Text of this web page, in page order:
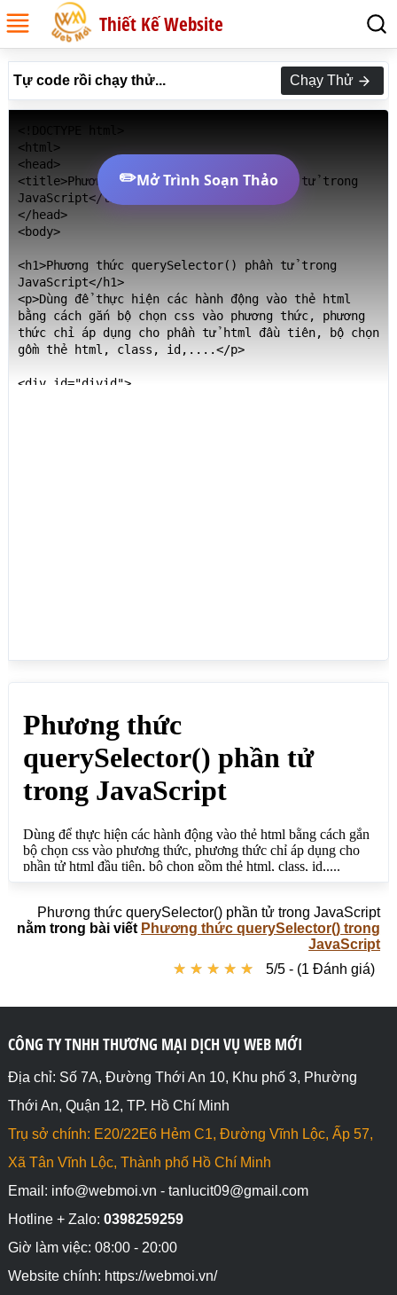
Thiết Kế Website
Tự code rồi chạy thử... Chạy Thử
<html>
<head>
<title>Phương thức querySelector() phần tử trong
JavaScript</title>
</head>
<body>
<h1>Phương thức querySelector() phần tử trong
JavaScript</h1>
<p>Dùng để thực hiện các hành động vào thẻ html
bằng cách gắn bộ chọn css vào phương thức, phương
thức chỉ áp dụng cho phần tử html đầu tiên, bộ chọn
gồm thẻ html, class, id,....</p>
<div id="divid">
✏️Mở Trình Soạn Thảo
Phương thức querySelector() phần tử trong JavaScript
nằm trong bài viết Phương thức querySelector() trong
JavaScript
★ ★ ★ ★ ★
★ ★ ★ ★ ★ 5/5 - (1 Đánh giá)
CÔNG TY TNHH THƯƠNG MẠI DỊCH VỤ WEB MỚI
Địa chỉ: Số 7A, Đường Thới An 10, Khu phố 3, Phường
Thới An, Quận 12, TP. Hồ Chí Minh
Trụ sở chính: E20/22E6 Hẻm C1, Đường Vĩnh Lộc, Ấp 57,
Xã Tân Vĩnh Lộc, Thành phố Hồ Chí Minh
Email: info@webmoi.vn - tanlucit09@gmail.com
Hotline + Zalo: 0398259259
Giờ làm việc: 08:00 - 20:00
Website chính: https://webmoi.vn/